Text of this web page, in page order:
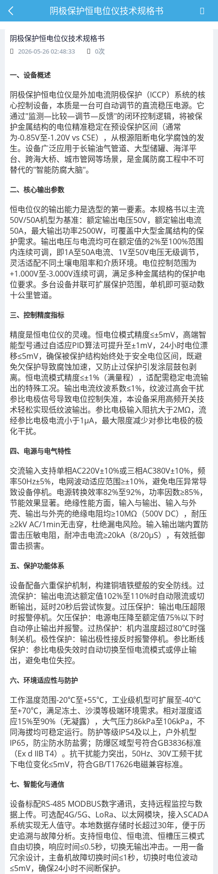
阴极保护恒电位仪技术规格书
阴极保护恒电位仪技术规格书
2026-05-26 02:48:33 0次
一、设备概述
阴极保护恒电位仪是外加电流阴极保护（ICCP）系统的核
心控制设备，本质是一台可自动调节的直流稳压电源。它
通过"监测—比较—调节—反馈"的闭环控制逻辑，将被保
护金属结构的电位精准稳定在预设保护区间（通常
为-0.85V至-1.20V vs CSE），从根源阻断电化学腐蚀的发
生。设备广泛应用于长输油气管道、大型储罐、海洋平
台、跨海大桥、城市管网等场景，是金属防腐工程中不可
替代的"智能防腐大脑"。
二、核心输出参数
恒电位仪的输出能力是选型的第一要素。本规格书以主流
50V/50A机型为基准：额定输出电压50V，额定输出电流
50A，最大输出功率2500W，可覆盖中大型金属结构的保
护需求。输出电压与电流均可在额定值的2%至100%范围
内连续可调，即1A至50A电流、1V至50V电压无级调节，
灵活适配不同土壤电阻率和介质环境。电位控制范围为
+1.000V至-3.000V连续可调，满足多种金属结构的保护电
位要求。多台设备并联可扩展保护范围，单机即可驱动数
十公里管道。
三、控制精度指标
精度是恒电位仪的灵魂。恒电位模式精度≤±5mV，高端智
能型号通过自适应PID算法可提升至±1mV，24小时电位漂
移≤5mV，确保被保护结构始终处于安全电位区间，既避
免欠保护导致腐蚀加速，又防止过保护引发涂层鼓包剥
离。恒电流模式精度≤±1%（满量程），适配需稳定电流输
出的特殊工况。输出电流纹波系数≤1%，纹波过高会干扰
参比电极信号导致电位控制失准，本设备采用高频开关技
术轻松实现低纹波输出。参比电极输入阻抗大于2MΩ，流
经参比电极电流小于1μA，最大限度减少对参比电极的极
化干扰。
四、电源与电气特性
交流输入支持单相AC220V±10%或三相AC380V±10%，频
率50Hz±5%，电网波动适应范围≥±10%，避免电压异常导
致设备停机。电源转换效率82%至92%，功率因数≥85%，
节能效果显著。绝缘性能方面，输入与输出、输入与外
壳、输出与外壳的绝缘电阻均≥10MΩ（500V DC），耐压
≥2kV AC/1min无击穿，杜绝漏电风险。输入输出端内置防
雷击压敏电阻，耐冲击电流≥20kA（8/20μS），有效抵御
雷击损害。
五、保护功能体系
设备配备六重保护机制，构建铜墙铁壁般的安全防线。过
流保护：输出电流达额定值102%至110%时自动限流或切
断输出，延时20秒后尝试恢复。过压保护：输出电压超限
时报警停机。欠压保护：电源电压降至额定值75%以下时
自动停止输出并报警。过热保护：机内温度超过80℃时强
制关机。极性保护：输出极性接反时报警停机。参比断线
保护：参比电极失效时自动切换至恒电流模式或停止输
出，避免电位失控。
六、环境适应性与防护
工作温度范围-20℃至+55℃，工业级机型可扩展至-40℃
至+70℃，满足冻土、沙漠等极端环境需求。相对湿度适
应15%至90%（无凝露），大气压力86kPa至106kPa，不
同海拔均可稳定运行。防护等级IP54及以上，户外机型
IP65，防尘防水防盐雾；防爆区域型号符合GB3836标准
（Ex d IIB T4）。抗干扰能力突出，50Hz、30V工频干扰
下电位变化≤5mV，符合GB/T17626电磁兼容标准。
七、智能化与通信
设备标配RS-485 MODBUS数字通讯，支持远程监控与数
据上传。可选配4G/5G、LoRa、以太网模块，接入SCADA
系统实现无人值守。本地数据存储时长超过30年，便于历
史追溯与故障分析。支持恒电位、恒电流、恒槽压三模式
自由切换，响应时间≤0.5秒，切换无输出冲击。一用一备
冗余设计，主备机故障切换时间≤1秒，切换时电位波动
≤5mV，确保24小时不间断保护。